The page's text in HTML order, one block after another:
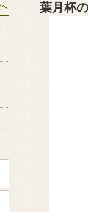
葉月杯